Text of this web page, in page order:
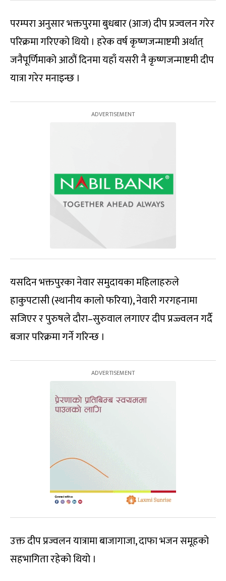
परम्परा अनुसार भक्तपुरमा बुधबार (आज) दीप प्रज्वलन गरेर
परिक्रमा गरिएको थियो । हरेक वर्ष कृष्णजन्माष्टमी अर्थात्
जनैपूर्णिमाको आठौं दिनमा यहाँ यसरी नै कृष्णजन्माष्टमी दीप
यात्रा गरेर मनाइन्छ ।
यसदिन भक्तपुरका नेवार समुदायका महिलाहरुले
हाकुपटासी (स्थानीय कालो फरिया), नेवारी गरगहनामा
सजिएर र पुरुषले दौरा–सुरुवाल लगाएर दीप प्रज्ज्वलन गर्दै
बजार परिक्रमा गर्ने गरिन्छ ।
उक्त दीप प्रज्वलन यात्रामा बाजागाजा, दाफा भजन समूहको
सहभागिता रहेको थियो ।